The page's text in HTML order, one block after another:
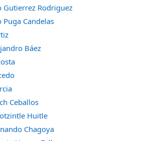
Gutierrez Rodriguez
Candelas
Báez
Ceballos
Huitle
Chagoya